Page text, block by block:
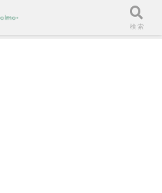
検索